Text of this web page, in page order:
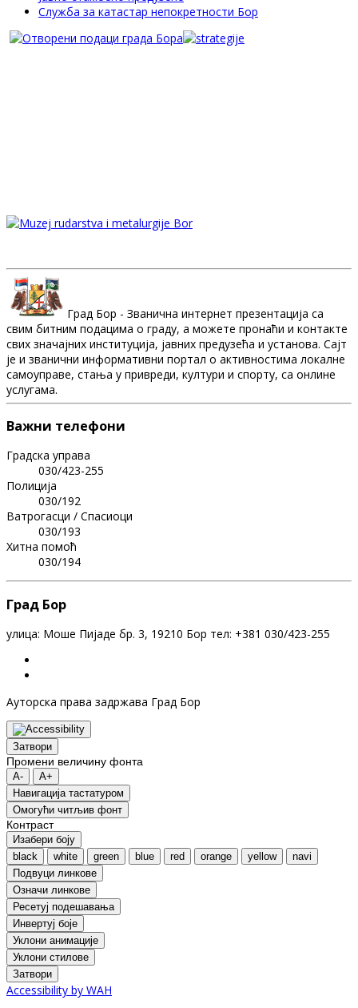
Служба за катастар непокретности Бор
Град Бор - Званична интернет презентација са
свим битним подацима о граду, а можете пронаћи и контакте
свих значајних институција, јавних предузећа и установа. Сајт
је и званични информативни портал о активностима локалне
самоуправе, стања у привреди, култури и спорту, са онлине
услугама.
Важни телефони
Градска управа
030/423-255
Полиција
030/192
Ватрогасци / Спасиоци
030/193
Хитна помоћ
030/194
Град Бор
улица: Моше Пијаде бр. 3, 19210 Бор тел: +381 030/423-255
Ауторска права задржава Град Бор
Затвори
Промени величину фонта
A-
A+
Навигација тастатуром
Oмогући читљив фонт
Контраст
Изабери боју
black
white green blue red orange yellow
navi
Подвуци линкове
Означи линкове
Ресетуј подешавања
Инвертуј боје
Уклони анимације
Уклони стилове
Затвори
Accessibility by WAH